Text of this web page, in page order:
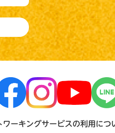
ーキングサービスの利用につ